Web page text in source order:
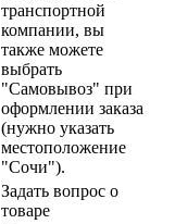
транспортной
компании, вы
также можете
выбрать
"Самовывоз" при
оформлении заказа
(нужно указать
местоположение
"Сочи").
Задать вопрос о
товаре